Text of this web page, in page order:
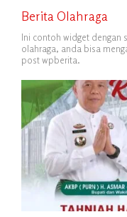
Berita Olahraga
Ini contoh widget dengan
olahraga, anda bisa
post wpberita.